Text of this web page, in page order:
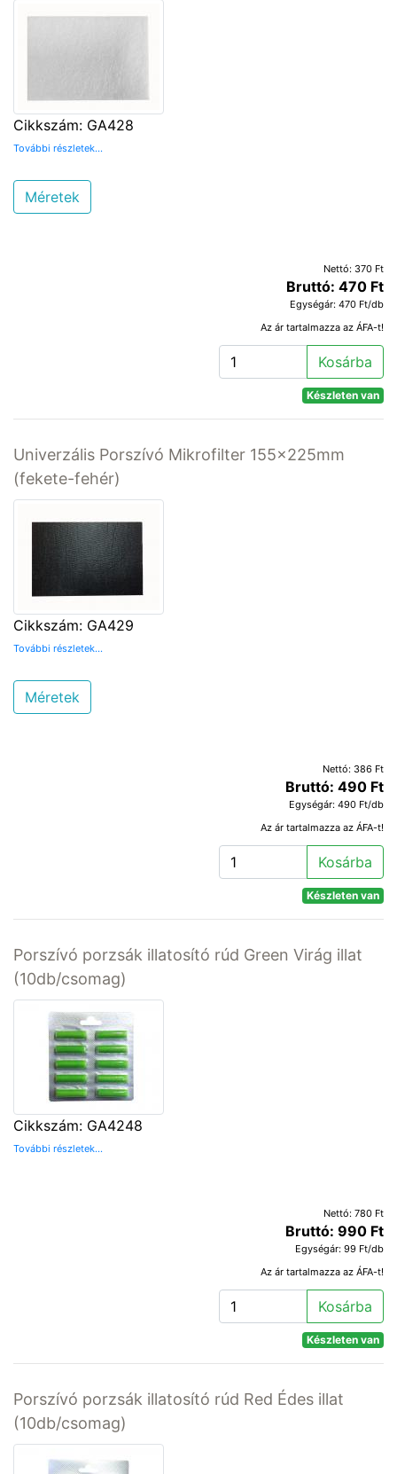
Cikkszám: GA428
További részletek...
Méretek
Nettó: 370 Ft
Bruttó: 470 Ft
Egységár: 470 Ft/db
Az ár tartalmazza az ÁFA-t!
Kosárba
Készleten van
Univerzális Porszívó Mikrofilter 155x225mm
(fekete-fehér)
Cikkszám: GA429
További részletek...
Méretek
Nettó: 386 Ft
Bruttó: 490 Ft
Egységár: 490 Ft/db
Az ár tartalmazza az ÁFA-t!
Kosárba
Készleten van
Porszívó porzsák illatosító rúd Green Virág illat
(10db/csomag)
Cikkszám: GA4248
További részletek...
Nettó: 780 Ft
Bruttó: 990 Ft
Egységár: 99 Ft/db
Az ár tartalmazza az ÁFA-t!
Kosárba
Készleten van
Porszívó porzsák illatosító rúd Red Édes illat
(10db/csomag)